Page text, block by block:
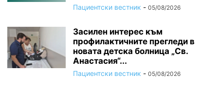
Пациентски вестник - 05/08/2026
Засилен интерес към
профилактичните прегледи в
новата детска болница „Св.
Анастасия“...
Пациентски вестник - 05/08/2026